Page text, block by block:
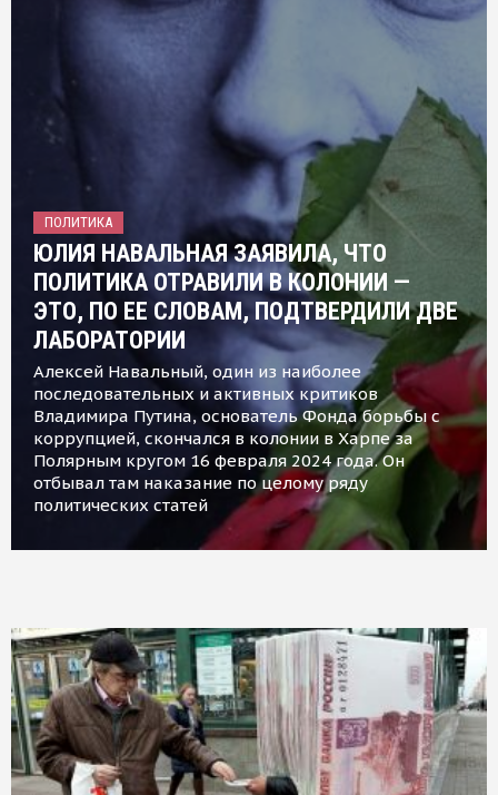
ПОЛИТИКА
ЮЛИЯ НАВАЛЬНАЯ ЗАЯВИЛА, ЧТО
ПОЛИТИКА ОТРАВИЛИ В КОЛОНИИ —
ЭТО, ПО ЕЕ СЛОВАМ, ПОДТВЕРДИЛИ ДВЕ
ЛАБОРАТОРИИ
Алексей Навальный, один из наиболее
последовательных и активных критиков
Владимира Путина, основатель Фонда борьбы с
коррупцией, скончался в колонии в Харпе за
Полярным кругом 16 февраля 2024 года. Он
отбывал там наказание по целому ряду
политических статей